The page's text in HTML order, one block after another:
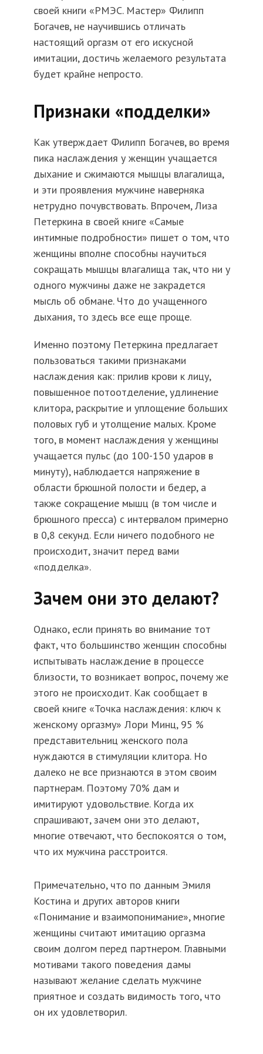
своей книги «РМЭС. Мастер» Филипп
Богачев, не научившись отличать
настоящий оргазм от его искусной
имитации, достичь желаемого результата
будет крайне непросто.
Признаки «подделки»
Как утверждает Филипп Богачев, во время
пика наслаждения у женщин учащается
дыхание и сжимаются мышцы влагалища,
и эти проявления мужчине наверняка
нетрудно почувствовать. Впрочем, Лиза
Петеркина в своей книге «Самые
интимные подробности» пишет о том, что
женщины вполне способны научиться
сокращать мышцы влагалища так, что ни у
одного мужчины даже не закрадется
мысль об обмане. Что до учащенного
дыхания, то здесь все еще проще.
Именно поэтому Петеркина предлагает
пользоваться такими признаками
наслаждения как: прилив крови к лицу,
повышенное потоотделение, удлинение
клитора, раскрытие и уплощение больших
половых губ и утолщение малых. Кроме
того, в момент наслаждения у женщины
учащается пульс (до 100-150 ударов в
минуту), наблюдается напряжение в
области брюшной полости и бедер, а
также сокращение мышц (в том числе и
брюшного пресса) с интервалом примерно
в 0,8 секунд. Если ничего подобного не
происходит, значит перед вами
«подделка».
Зачем они это делают?
Однако, если принять во внимание тот
факт, что большинство женщин способны
испытывать наслаждение в процессе
близости, то возникает вопрос, почему же
этого не происходит. Как сообщает в
своей книге «Точка наслаждения: ключ к
женскому оргазму» Лори Минц, 95 %
представительниц женского пола
нуждаются в стимуляции клитора. Но
далеко не все признаются в этом своим
партнерам. Поэтому 70% дам и
имитируют удовольствие. Когда их
спрашивают, зачем они это делают,
многие отвечают, что беспокоятся о том,
что их мужчина расстроится.
Примечательно, что по данным Эмиля
Костина и других авторов книги
«Понимание и взаимопонимание», многие
женщины считают имитацию оргазма
своим долгом перед партнером. Главными
мотивами такого поведения дамы
называют желание сделать мужчине
приятное и создать видимость того, что
он их удовлетворил.